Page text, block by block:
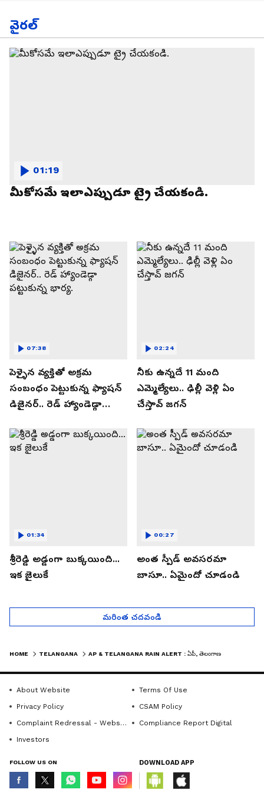
వైరల్
మీకోసమే ఇలాఎప్పుడూ ట్రై చేయకండి.
01:19
పెళ్ళైన వ్యక్తితో అక్రమ
సంబంధం పెట్టుకున్న ఫ్యాషన్
డిజైనర్.. రెడ్ హ్యాండెడ్గా
07:38
నీకు ఉన్నదే 11 మంది
ఎమ్మెల్యేలు.. ఢిల్లీ వెళ్లి ఏం
చేస్తావ్ జగన్
02:24
శ్రీరెడ్డి అడ్డంగా బుక్కయింది...
ఇక జైలుకే
01:34
అంత స్పీడ్ అవసరమా
బాసూ.. ఏమైందో చూడండి
00:27
మరింత చదవండి
HOME TELANGANA
About Website
Terms Of Use
Privacy Policy
CSAM Policy
Complaint Redressal - Website
Compliance Report Digital
Investors
FOLLOW US ON DOWNLOAD APP